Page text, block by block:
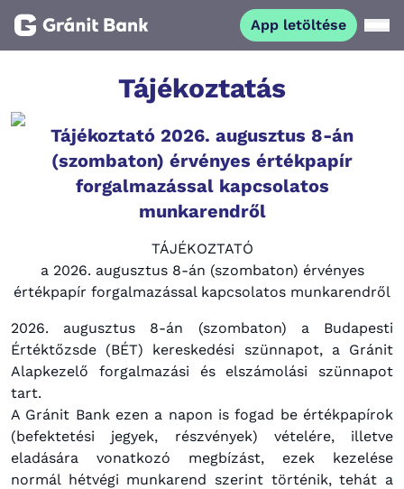
App letöltése
Magánszemélyeknek
Vállalkozásoknak
Fiataloknak
Kapcsolat
Netbank App letöltése
Tájékoztatás
Tájékoztató 2026. augusztus 8-án
(szombaton) érvényes értékpapír
forgalmazással kapcsolatos
munkarendről
TÁJÉKOZTATÓ
a 2026. augusztus 8-án (szombaton) érvényes
értékpapír forgalmazással kapcsolatos munkarendről
2026. augusztus 8-án (szombaton) a Budapesti
Értéktőzsde (BÉT) kereskedési szünnapot, a Gránit
Alapkezelő forgalmazási és elszámolási szünnapot
tart.
A Gránit Bank ezen a napon is fogad be értékpapírok
(befektetési jegyek, részvények) vételére, illetve
eladására vonatkozó megbízást, ezek kezelése
normál hétvégi munkarend szerint történik, tehát a